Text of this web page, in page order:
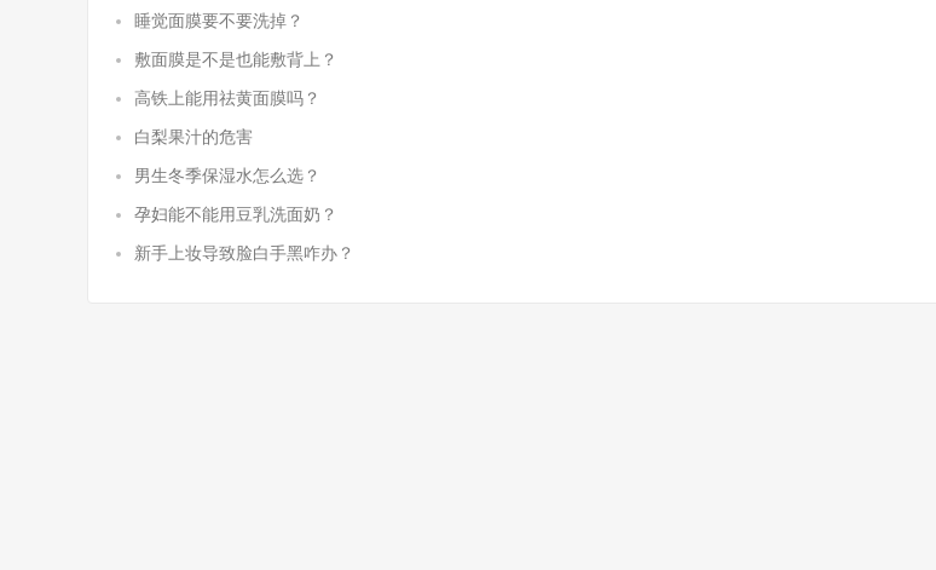
睡觉面膜要不要洗掉？
敷面膜是不是也能敷背上？
高铁上能用祛黄面膜吗？
白梨果汁的危害
男生冬季保湿水怎么选？
孕妇能不能用豆乳洗面奶？
新手上妆导致脸白手黑咋办？